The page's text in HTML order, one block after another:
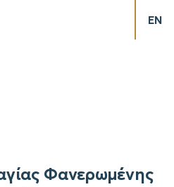
EN
Φανερωμένης